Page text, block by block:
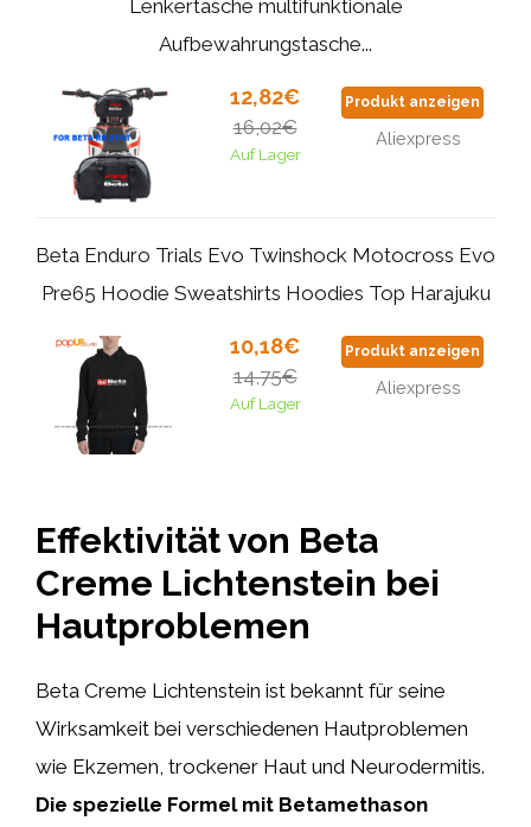
Lenkertasche multifunktionale
Aufbewahrungstasche...
12,82€
16,02€
Auf Lager
Produkt anzeigen
Aliexpress
Beta Enduro Trials Evo Twinshock Motocross Evo
Pre65 Hoodie Sweatshirts Hoodies Top Harajuku
10,18€
14,75€
Auf Lager
Produkt anzeigen
Aliexpress
Effektivität von Beta
Creme Lichtenstein bei
Hautproblemen
Beta Creme Lichtenstein ist bekannt für seine
Wirksamkeit bei verschiedenen Hautproblemen
wie Ekzemen, trockener Haut und Neurodermitis.
Die spezielle Formel mit Betamethason